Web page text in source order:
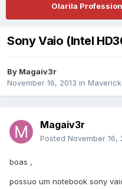
Olarila
Sony Vaio (Intel
By Magaiv3r
November 16, 2013 in
Magaiv3r
Posted November 16,
boas ,
possuo um notebook sony